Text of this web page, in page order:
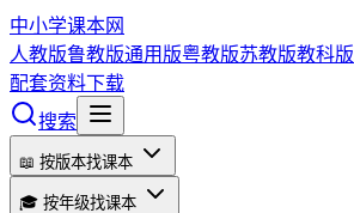
中小学课本网
人教版鲁教版通用版粤教版苏教版教科版
配套资料下载
搜索
📖 按版本找课本
🎓 按年级找课本